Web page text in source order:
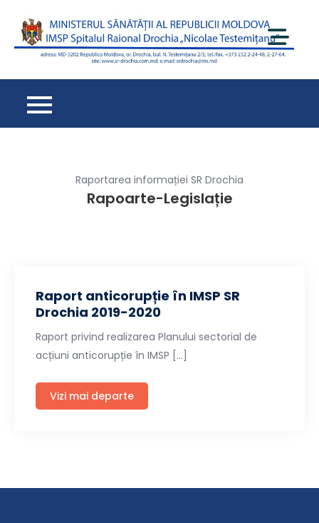
содержимому
Raportarea informației SR Drochia
Rapoarte-Legislație
Raport anticorupție în IMSP SR
Drochia 2019-2020
Raport privind realizarea Planului sectorial de
acțiuni anticorupție în IMSP […]
Vizi mai departe